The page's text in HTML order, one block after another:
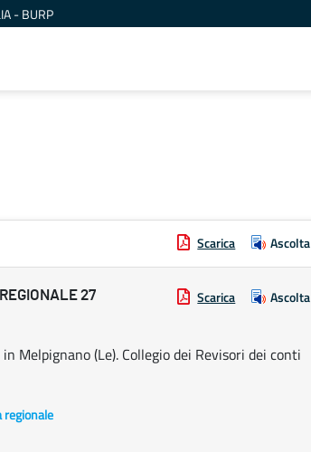
- BURP
Scarica Ascolta
27
Scarica Ascolta
Melpignano (Le). Collegio dei Revisori dei conti
regionale